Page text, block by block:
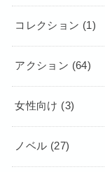
コレクション (1)
アクション (64)
女性向け (3)
ノベル (27)